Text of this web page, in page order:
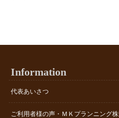
Information
代表あいさつ
ご利用者様の声・ＭＫプランニング